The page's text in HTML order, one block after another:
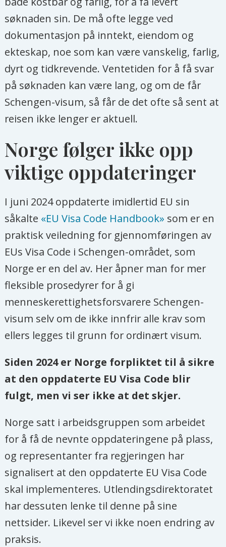
søknaden sin. De må ofte legge ved
dokumentasjon på inntekt, eiendom og
ekteskap, noe som kan være vanskelig, farlig,
dyrt og tidkrevende. Ventetiden for å få svar
på søknaden kan være lang, og om de får
Schengen-visum, så får de det ofte så sent at
reisen ikke lenger er aktuell.
Norge følger ikke opp
viktige oppdateringer
I juni 2024 oppdaterte imidlertid EU sin
såkalte «EU Visa Code Handbook» som er en
praktisk veiledning for gjennomføringen av
EUs Visa Code i Schengen-området, som
Norge er en del av. Her åpner man for mer
fleksible prosedyrer for å gi
menneskerettighetsforsvarere Schengen-
visum selv om de ikke innfrir alle krav som
ellers legges til grunn for ordinært visum.
Siden 2024 er Norge forpliktet til å sikre
at den oppdaterte EU Visa Code blir
fulgt, men vi ser ikke at det skjer.
Norge satt i arbeidsgruppen som arbeidet
for å få de nevnte oppdateringene på plass,
og representanter fra regjeringen har
signalisert at den oppdaterte EU Visa Code
skal implementeres. Utlendingsdirektoratet
har dessuten lenke til denne på sine
nettsider. Likevel ser vi ikke noen endring av
praksis.